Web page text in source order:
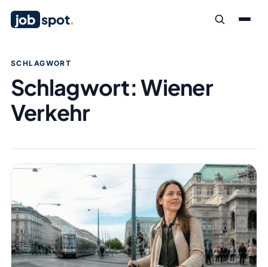
job spot.
SCHLAGWORT
Schlagwort:Wiener
Verkehr